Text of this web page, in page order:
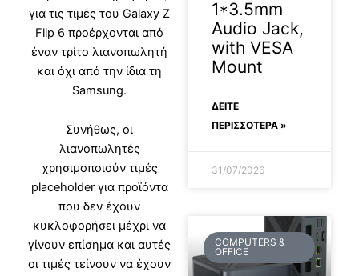
για τις τιμές του Galaxy Z
Flip 6 προέρχονται από
έναν τρίτο λιανοπωλητή
και όχι από την ίδια τη
Samsung.
Συνήθως, οι
λιανοπωλητές
χρησιμοποιούν τιμές
placeholder για προϊόντα
που δεν έχουν
κυκλοφορήσει μέχρι να
γίνουν επίσημα και αυτές
οι τιμές τείνουν να έχουν
1*3.5mm
Audio Jack,
with VESA
Mount
ΔΕΊΤΕ
ΠΕΡΙΣΣΟΤΕΡΑ »
31/07/2026
COMPUTERS &
OFFICE